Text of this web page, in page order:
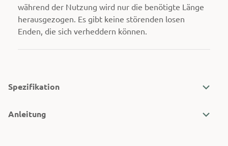
während der Nutzung wird nur die benötigte Länge
herausgezogen. Es gibt keine störenden losen
Enden, die sich verheddern können.
Spezifikation
Anleitung